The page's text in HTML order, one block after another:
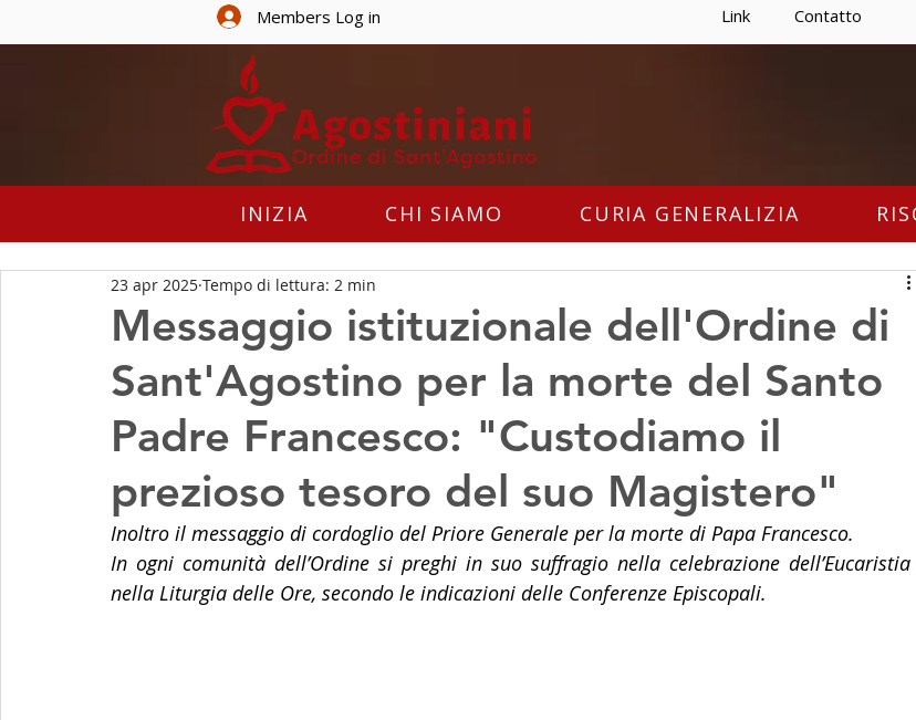
Members Log in Link Contatto
INIZIA CHI SIAMO CURIA GENERALIZIA
Messaggio istituzionale dell'Ordine di
Sant'Agostino per la morte del Santo
Padre Francesco: "Custodiamo il
prezioso tesoro del suo Magistero"
23 apr 2025 Tempo di lettura: 2 min
Inoltro il messaggio di cordoglio del Priore Generale per la morte di Papa Francesco.
In ogni comunità dell’Ordine si preghi in suo suffragio nella celebrazione
nella Liturgia delle Ore, secondo le indicazioni delle Conferenze Episcopali.